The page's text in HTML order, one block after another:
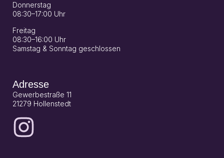
Donnerstag
08:30–17:00 Uhr
Freitag
08:30–16:00 Uhr
Samstag & Sonntag geschlossen
Adresse
Gewerbestraße 11
21279 Hollenstedt